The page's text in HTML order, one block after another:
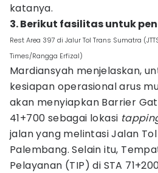
katanya.
3. Berikut fasilitas untuk
Rest Area 397 di Jalur Tol Trans Sumatra
Times/Rangga Erfizal)
Mardiansyah menjelaskan,
kesiapan operasional arus
akan menyiapkan Barrier
41+700 sebagai lokasi
jalan yang melintasi Jalan
Palembang. Selain itu,
Pelayanan (TIP) di STA